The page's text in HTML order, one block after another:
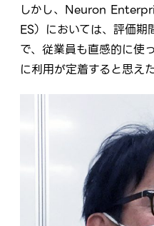
しかし、Neuron
ES）においては、評価
で、従業員も直感的に使
に利用が定着すると思えた